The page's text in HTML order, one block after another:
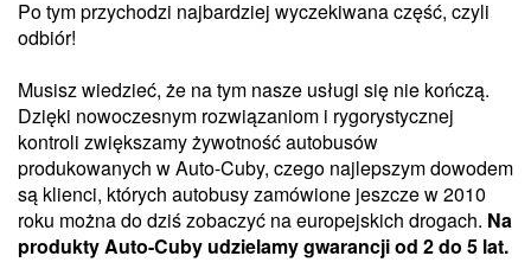
Po tym przychodzi najbardziej wyczekiwana część, czyli
odbiór!
Musisz wiedzieć, że na tym nasze usługi się nie kończą.
Dzięki nowoczesnym rozwiązaniom i rygorystycznej
kontroli zwiększamy żywotność autobusów
produkowanych w Auto-Cuby, czego najlepszym dowodem
są klienci, których autobusy zamówione jeszcze w 2010
roku można do dziś zobaczyć na europejskich drogach. Na
produkty Auto-Cuby udzielamy gwarancji od 2 do 5 lat.